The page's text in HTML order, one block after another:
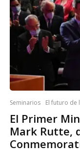
Seminarios El futuro de
El Primer
Mark Rutte,